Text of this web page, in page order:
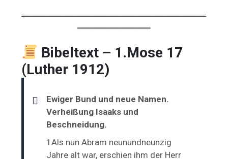
═════════════════════════════════
═════════════
Bibeltext – 1.Mose 17
(Luther 1912)
Ewiger Bund und neue Namen.
Verheißung Isaaks und
Beschneidung.
1Als nun Abram neunundneunzig
Jahre alt war, erschien ihm der Herr